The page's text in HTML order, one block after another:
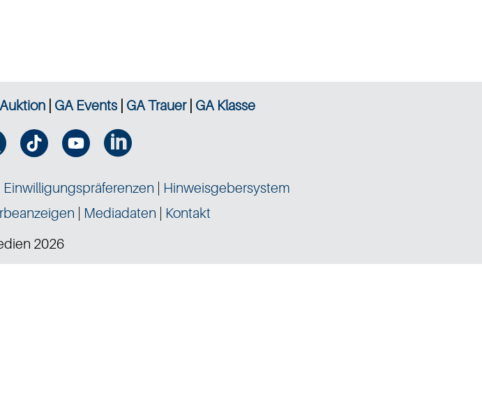
GA Events GA Trauer| GA Klasse

Einwilligungspräferenzen
Hinweisgebersystem
Mediadaten
Kontakt
2026